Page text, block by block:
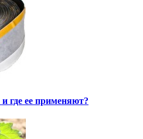
где ее применяют?